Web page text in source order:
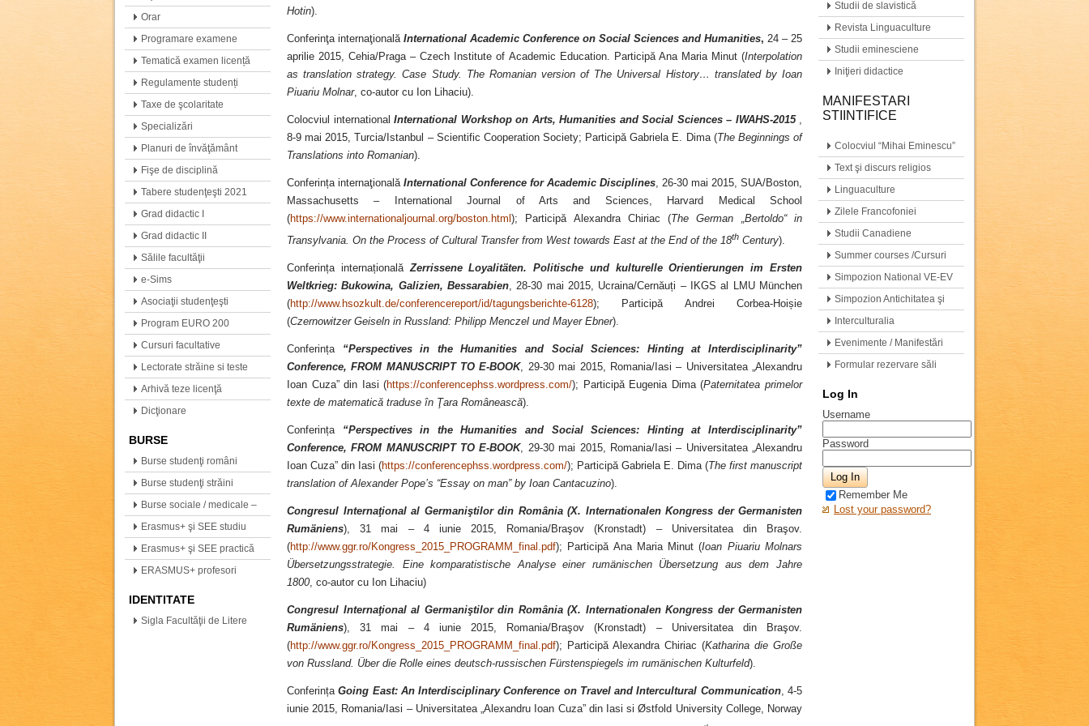
Orar
Programare examene
Tematică examen licență
Regulamente studenți
Taxe de şcolaritate
Specializări
Planuri de învăţământ
Fişe de disciplină
Tabere studenţeşti 2021
Grad didactic I
Grad didactic II
Sălile facultăţii
e-Sims
Asociaţii studenţeşti
Program EURO 200
Cursuri facultative
(neogreacă, polonă,…
Lectorate străine si teste
internationale
Arhivă teze licenţă
Dicţionare
BURSE
Burse studenţi români
Burse studenţi străini
Burse sociale / medicale –
info
Erasmus+ şi SEE studiu
Erasmus+ şi SEE practică
ERASMUS+ profesori
IDENTITATE
Sigla Facultăţii de Litere
Hotin).
Conferinţa internaţională International Academic Conference on Social Sciences and Humanities, 24 – 25
aprilie 2015, Cehia/Praga – Czech Institute of Academic Education. Participă Ana Maria Minut (Interpolation
as translation strategy. Case Study. The Romanian version of The Universal History… translated by Ioan
Piuariu Molnar, co-autor cu Ion Lihaciu).
Colocviul international International Workshop on Arts, Humanities and Social Sciences – IWAHS-2015 ,
8-9 mai 2015, Turcia/Istanbul – Scientific Cooperation Society; Participă Gabriela E. Dima (The Beginnings of
Translations into Romanian).
Conferința internaţională International Conference for Academic Disciplines, 26-30 mai 2015, SUA/Boston,
Massachusetts – International Journal of Arts and Sciences, Harvard Medical School
(https://www.internationaljournal.org/boston.html ); Participă Alexandra Chiriac (The German „Bertoldo“ in
Transylvania. On the Process of Cultural Transfer from West towards East at the End of the 18th Century).
Conferința internaționalăZerrissene Loyalitäten. Politische und kulturelle Orientierungen im Ersten
Weltkrieg: Bukowina, Galizien, Bessarabien, 28-30 mai 2015, Ucraina/Cernăuți – IKGS al LMU München
(http://www.hsozkult.de/conferencereport/id/tagungsberichte-6128); Participă Andrei Corbea-Hoișie
(Czernowitzer Geiseln in Russland: Philipp Menczel und Mayer Ebner).
Conferința “Perspectives in the Humanities and Social Sciences: Hinting at Interdisciplinarity”
Conference, FROM MANUSCRIPT TO E-BOOK, 29-30 mai 2015, Romania/Iasi – Universitatea „Alexandru
Ioan Cuza” din Iasi (https://conferencephss.wordpress.com/); Participă Eugenia Dima (Paternitatea primelor
texte de matematică traduse în Ţara Românească).
Conferința “Perspectives in the Humanities and Social Sciences: Hinting at Interdisciplinarity”
Conference, FROM MANUSCRIPT TO E-BOOK, 29-30 mai 2015, Romania/Iasi – Universitatea „Alexandru
Ioan Cuza” din Iasi (https://conferencephss.wordpress.com/); Participă Gabriela E. Dima (The first manuscript
translation of Alexander Pope’s “Essay on man” by Ioan Cantacuzino).
Congresul Internaţional al Germaniştilor din România (X. Internationalen Kongress der Germanisten
Rumäniens), 31 mai – 4 iunie 2015, Romania/Braşov (Kronstadt) – Universitatea din Braşov.
(http://www.ggr.ro/Kongress_2015_PROGRAMM_final.pdf); Participă Ana Maria Minut (Ioan Piuariu Molnars
Übersetzungsstrategie. Eine komparatistische Analyse einer rumänischen Übersetzung aus dem Jahre
1800, co-autor cu Ion Lihaciu)
Congresul Internaţional al Germaniştilor din România (X. Internationalen Kongress der Germanisten
Rumäniens), 31 mai – 4 iunie 2015, Romania/Braşov (Kronstadt) – Universitatea din Braşov.
(http://www.ggr.ro/Kongress_2015_PROGRAMM_final.pdf); Participă Alexandra Chiriac (Katharina die Große
von Russland. Über die Rolle eines deutsch-russischen Fürstenspiegels im rumänischen Kulturfeld).
ConferințaGoing East: An Interdisciplinary Conference on Travel and Intercultural Communication, 4-5
iunie 2015, Romania/Iasi – Universitatea „Alexandru Ioan Cuza” din Iasi si Østfold University College, Norway
Studii de slavistică
Revista Linguaculture
Studii eminesciene
Iniţieri didactice
MANIFESTARI
STIINTIFICE
Colocviul “Mihai Eminescu”
Text şi discurs religios
Linguaculture
Zilele Francofoniei
Studii Canadiene
Summer courses /Cursuri
de vară
Simpozion National VE-EV
Simpozion Antichitatea şi
moştenirea ei…
Interculturalia
Evenimente / Manifestări
Formular rezervare săli
Log In
Username
Password
Remember Me
Lost your password?